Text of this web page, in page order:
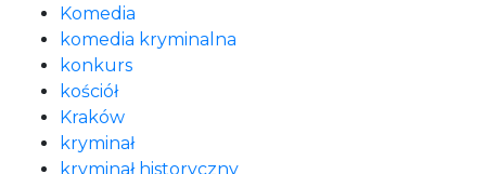
Komedia
komedia kryminalna
konkurs
kościół
Kraków
kryminał
kryminał historyczny